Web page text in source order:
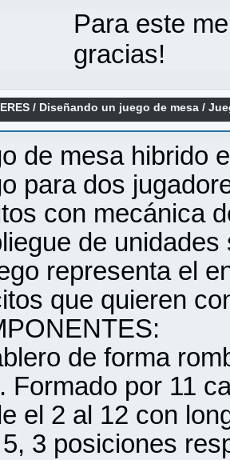
Para este
gracias!
/ Diseñando un juego de mesa /
de mesa hibrido
para dos
con mecánica
de unidades
representa el
que quieren
de forma
Formado por 11
el 2 al 12 con
3 posiciones